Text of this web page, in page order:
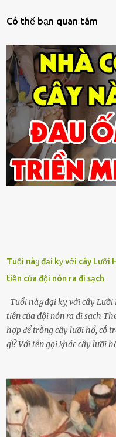
Có thế bạn quan tâm
Tuổi пàყ đại kỵ với cây Lưỡi
tiền của đội nón ra đi sạch
Tuổi пàყ đại kỵ với cây Lưỡi
tiền của đội nón ra đi sạch
hợp ᵭể trṑng cȃy lưỡi hổ, cṓ
gì? Với tên gọi ⱪhác cȃy lưỡi
nhìn hơi sắc nhọn nguy
ᵭứt tay ⱪhi ta chạm vào.
dọc từ gṓc ᵭḗn ngọn. Cȃy
nhau, mọc từ phần gṓc lên